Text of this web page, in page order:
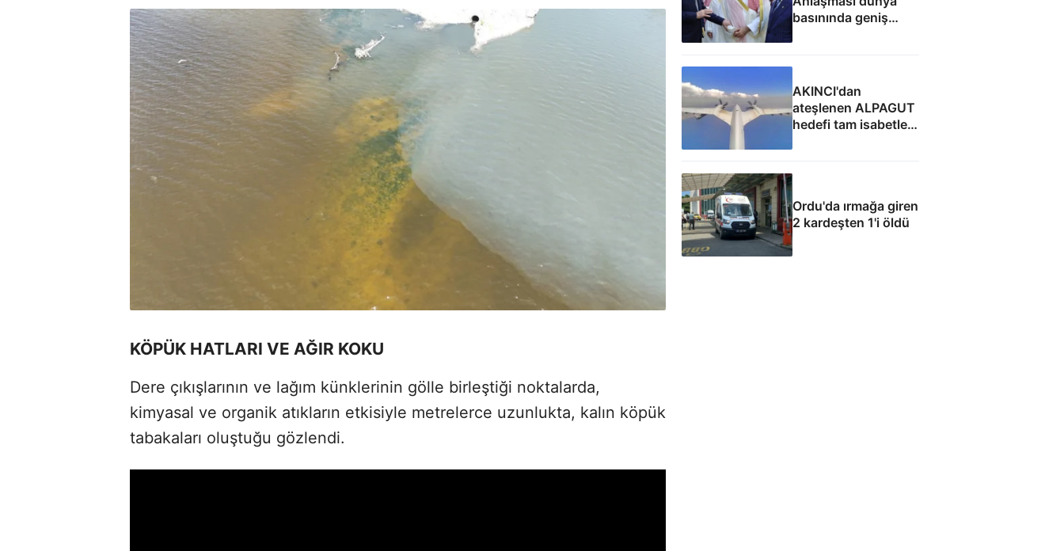
KÖPÜK HATLARI VE AĞIR KOKU
Dere çıkışlarının ve lağım künklerinin gölle birleştiği noktalarda,
kimyasal ve organik atıkların etkisiyle metrelerce uzunlukta, kalın köpük
tabakaları oluştuğu gözlendi.
basınında geniş
yankı uyandırdı
AKINCI'dan
ateşlenen ALPAGUT
hedefi tam isabetle
Ordu'da ırmağa giren
2 kardeşten 1'i öldü